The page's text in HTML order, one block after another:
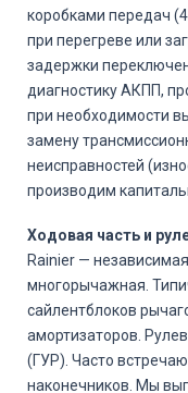
коробками передач
при перегреве или
задержки
диагностику АКПП,
при необходимости
замену
неисправностей
производим
Ходовая часть и
Rainier —
многорычажная.
сайлентблоков
амортизаторов.
(ГУР). Часто
наконечников. Мы